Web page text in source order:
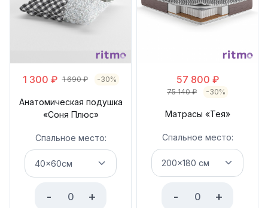
1 300 ₽ 1 690₽ -30%
Анатомическая подушка
«Соня Плюс»
Спальное место:
- +
57 800 ₽
75 140₽ -30%
Матрасы «Тея»
Спальное место:
- +